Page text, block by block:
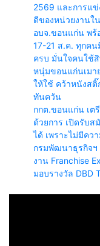
2569 และการแ
ดีของหน่วยงานใ
อบจ.ขอนแก่น พร้
17-21 ส.ค. ทุกค
ครบ มั่นใจคนใช้
หนุ่มขอนแก่นเมา
ให้ใช้ คว้าหนังสติ๊
ทันควัน
กกต.ขอนแก่น เต
ด้วยการ เปิดรับส
ได้ เพราะไม่มีคว
กรมพัฒนาธุรกิจฯ
งาน Franchise
มอบรางวัล DBD